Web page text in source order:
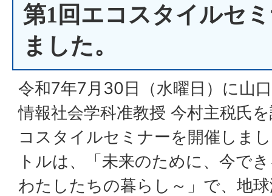
第1回エコスタイルセ
ました。
令和7年7月30日（水曜日）に山
情報社会学科准教授 今村主税氏
コスタイルセミナーを開催しま
トルは、「未来のために、今で
わたしたちの暮らし～」で、地